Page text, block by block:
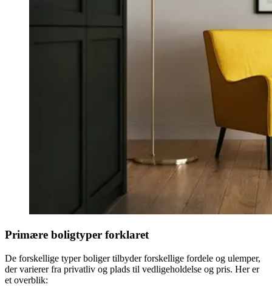
Primære boligtyper forklaret
De forskellige typer boliger tilbyder forskellige fordele og ulemper,
der varierer fra privatliv og plads til vedligeholdelse og pris. Her er
et overblik: